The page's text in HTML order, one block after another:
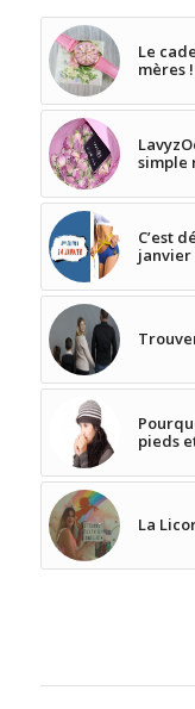
Le
mères !
simple
C’est
janvier
pieds
La